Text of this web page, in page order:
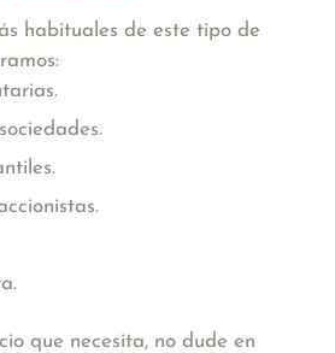
habituales de este tipo de
que necesita, no dude en